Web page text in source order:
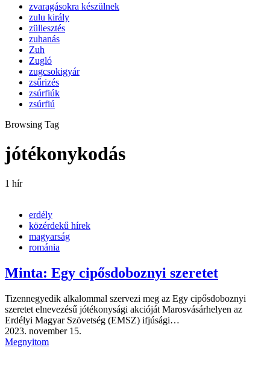
zvaragásokra készülnek
zulu király
züllesztés
zuhanás
Zuh
Zugló
zugcsokigyár
zsűrizés
zsúrfiúk
zsúrfiú
Browsing Tag
jótékonykodás
1 hír
erdély
közérdekű hírek
magyarság
románia
Minta: Egy cipősdoboznyi szeretet
Tizennegyedik alkalommal szervezi meg az Egy cipősdoboznyi
szeretet elnevezésű jótékonysági akcióját Marosvásárhelyen az
Erdélyi Magyar Szövetség (EMSZ) ifjúsági…
2023. november 15.
Megnyitom